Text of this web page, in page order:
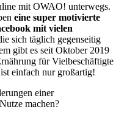
mit OWAO! unterwegs.
eine super motivierte
mit vielen
sich täglich gegenseitig
gibt es seit Oktober 2019
für Vielbeschäftigte
einfach nur großartig!
einer
machen?